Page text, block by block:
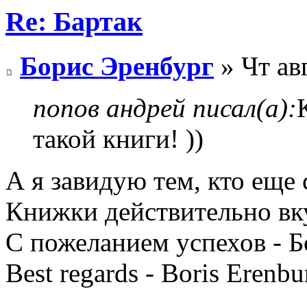
Re: Бартак
Борис Эренбург » Чт
попов андрей писал(а):
такой книги! ))
А я завидую тем, кто еще
Книжки действительно
С пожеланием успехов -
Best regards - Boris